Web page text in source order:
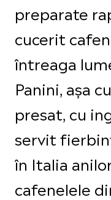
preparate
cucerit
întreaga
Panini, așa
presat, cu
servit
în Italia
cafenelele